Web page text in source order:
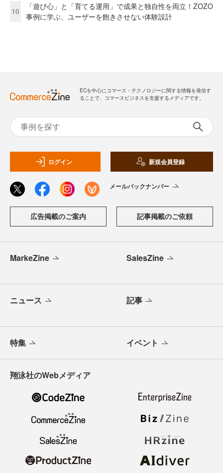
10
「遊び心」と「育てる運用」で成果と独自性を両立！ZOZO
事例に学ぶ、ユーザーを飽きさせない体験設計
ECを中心にコマース・テクノロジーに関する情報を発信す
ることで、コマースビジネスを支援するメディアです。
ログイン 新規会員登録
メールバックナンバー
広告掲載のご案内 記事掲載のご依頼
MarkeZine SalesZine
ニュース 記事
特集 イベント
翔泳社のWebメディア